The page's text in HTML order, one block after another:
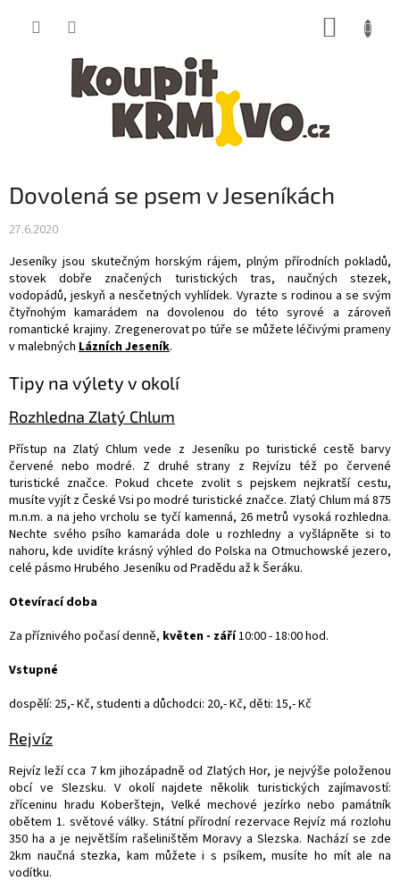
Dovolená se psem v Jeseníkách
27.6.2020
Jeseníky jsou skutečným horským rájem, plným přírodních pokladů,
stovek dobře značených turistických tras, naučných stezek,
vodopádů, jeskyň a nesčetných vyhlídek. Vyrazte s rodinou a se svým
čtyřnohým kamarádem na dovolenou do této syrové a zároveň
romantické krajiny. Zregenerovat po túře se můžete léčivými prameny
v malebných Lázních Jeseník.
Tipy na výlety v okolí
Rozhledna Zlatý Chlum
Přístup na Zlatý Chlum vede z Jeseníku po turistické cestě barvy
červené nebo modré. Z druhé strany z Rejvízu též po červené
turistické značce. Pokud chcete zvolit s pejskem nejkratší cestu,
musíte vyjít z České Vsi po modré turistické značce. Zlatý Chlum má 875
m.n.m. a na jeho vrcholu se tyčí kamenná, 26 metrů vysoká rozhledna.
Nechte svého psího kamaráda dole u rozhledny a vyšlápněte si to
nahoru, kde uvidíte krásný výhled do Polska na Otmuchowské jezero,
celé pásmo Hrubého Jeseníku od Pradědu až k Šeráku.
Otevírací doba
Za příznivého počasí denně, květen - září10:00 - 18:00 hod.
Vstupné
dospělí: 25,- Kč, studenti a důchodci: 20,- Kč, děti: 15,- Kč
Rejvíz
Rejvíz leží cca 7 km jihozápadně od Zlatých Hor, je nejvýše položenou
obcí ve Slezsku. V okolí najdete několik turistických zajímavostí:
zříceninu hradu Koberštejn, Velké mechové jezírko nebo památník
obětem 1. světové války. Státní přírodní rezervace Rejvíz má rozlohu
350 ha a je největším rašeliništěm Moravy a Slezska. Nachází se zde
2km naučná stezka, kam můžete i s psíkem, musíte ho mít ale na
vodítku.